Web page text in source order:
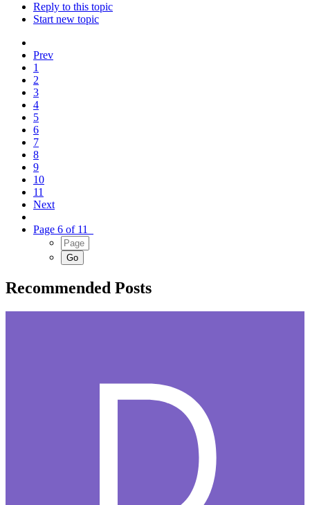
Reply to this topic
Start new topic
Prev
1
2
3
4
5
6
7
8
9
10
11
Next
Page 6 of 11
Recommended Posts